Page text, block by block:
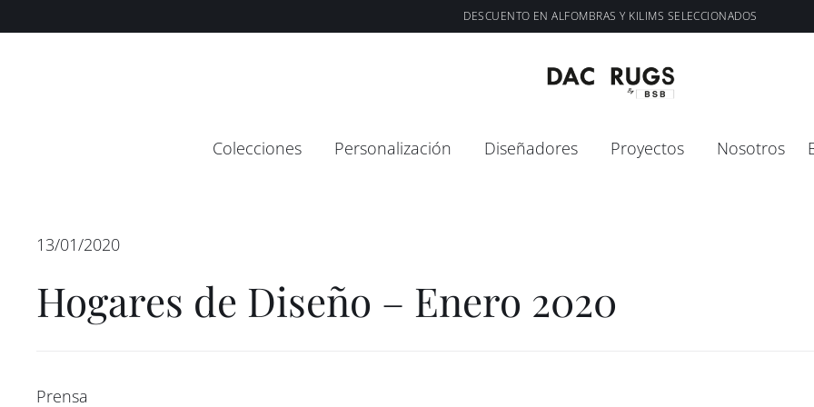
DESCUENTO EN ALFOMBRAS Y KILIMS SELECCIONADOS
Colecciones Personalización Diseñadores Proyectos Nosotros
13/01/2020
Hogares de Diseño – Enero 2020
Prensa